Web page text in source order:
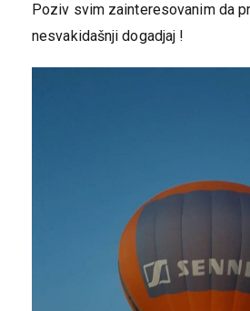
Poziv svim zainteresovanim da
nesvakidašnji dogadjaj !